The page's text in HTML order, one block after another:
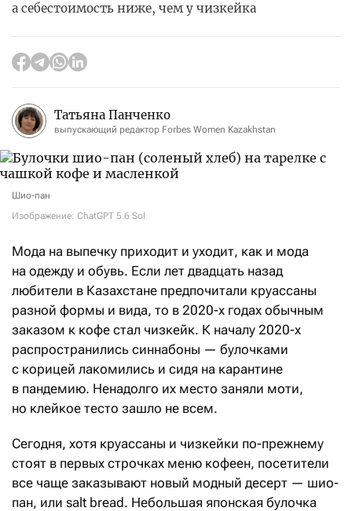
а себестоимость ниже, чем у чизкейка
Татьяна Панченко
выпускающий редактор Forbes Women Kazakhstan
Шио-пан
Изображение: ChatGPT 5.6 Sol
Мода на выпечку приходит и уходит, как и мода
на одежду и обувь. Если лет двадцать назад
любители в Казахстане предпочитали круассаны
разной формы и вида, то в 2020-х годах обычным
заказом к кофе стал чизкейк. К началу 2020-х
распространились синнабоны — булочками
с корицей лакомились и сидя на карантине
в пандемию. Ненадолго их место заняли моти,
но клейкое тесто зашло не всем.
Сегодня, хотя круассаны и чизкейки по-прежнему
стоят в первых строчках меню кофеен, посетители
все чаще заказывают новый модный десерт — шио-
пан, или salt bread. Небольшая японская булочка